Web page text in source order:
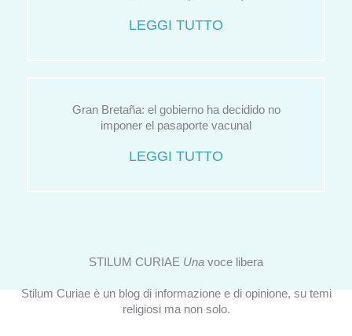
LEGGI TUTTO
Gran Bretaña: el gobierno ha decidido no
imponer el pasaporte vacunal
LEGGI TUTTO
STILUM CURIAE Una voce libera
Stilum Curiae è un blog di informazione e di opinione, su temi
religiosi ma non solo.